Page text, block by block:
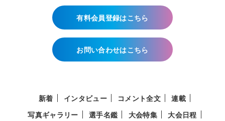
有料会員登録はこちら
お問い合わせはこちら
新着 インタビュー コメント全文
連載
写真ギャラリー
選手名鑑 大会特集
大会日程